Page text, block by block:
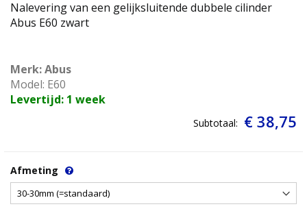
afbeeldingen-
gallerij
Nalevering van een gelijksluitende dubbele cilinder
Abus E60 zwart
Merk: Abus
Model: E60
Levertijd: 1 week
Subtotaal: € 38,75
Afmeting